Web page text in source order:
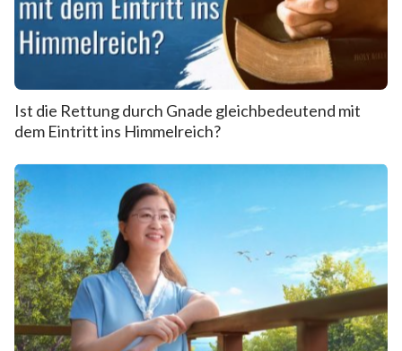
Ist die Rettung durch Gnade gleichbedeutend mit
dem Eintritt ins Himmelreich?